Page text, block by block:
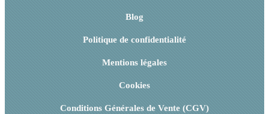
Blog
Politique de confidentialité
Mentions légales
Cookies
Conditions Générales de Vente (CGV)